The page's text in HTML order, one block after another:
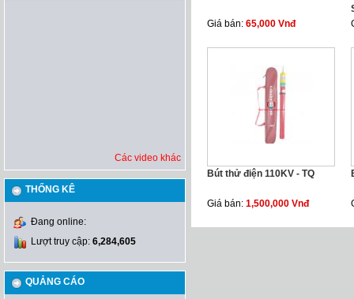
Các video khác
THỐNG KÊ
Đang online:
Lượt truy cập: 6,284,605
QUẢNG CÁO
Giá bán: 65,000 Vnđ
Bút thử điện 110KV - TQ
Giá bán: 1,500,000 Vnđ